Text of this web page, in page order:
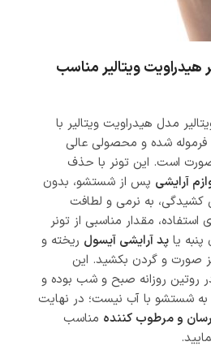
هیدراویت ویتالیر مناسب
مدل هیدراویت ویتالیر با
شده و محصولی عالی
است. این تونر با حذف
آرایشی پس از شستشو، بدون
به نرمی و لطافت
مقدار مناسبی از تونر
یا پد آرایشی آیسول ریخته و
صورت و گردن بکشید. این
روتین روزانه صبح و شب بوده و
شستشو با آب نیست؛ در نهایت
و مرطوب کننده مناسب